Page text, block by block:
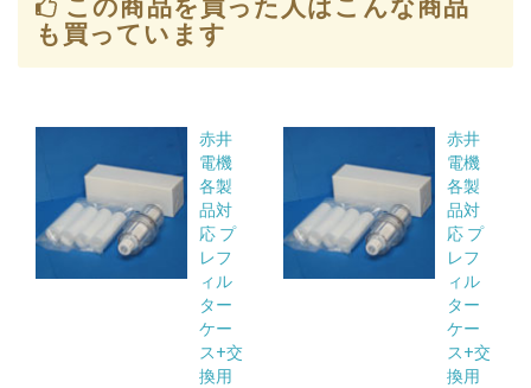
この商品を買った人はこんな商品
も買っています
赤井
電機
各製
品対
応 プ
レフ
ィル
ター
ケー
ス+交
換用
赤井
電機
各製
品対
応 プ
レフ
ィル
ター
ケー
ス+交
換用